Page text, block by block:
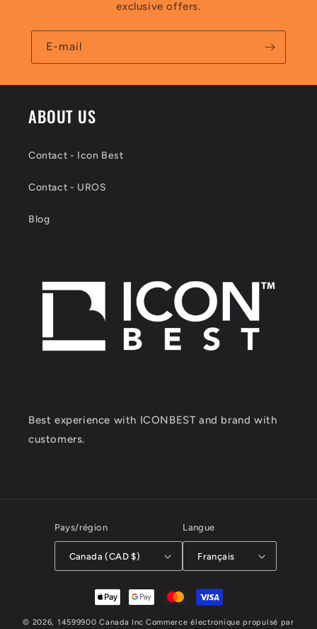
exclusive offers.
E-mail
ABOUT US
Contact - Icon Best
Contact - UROS
Blog
Best experience with ICONBEST and brand with
customers.
Pays/région
Canada (CAD $)
Langue
Français
Moyens
de
© 2026, 14599900 Canada Inc Commerce électronique propulsé par